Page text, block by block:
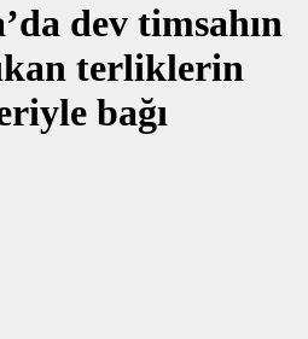
dev timsahın
terliklerin
bağı